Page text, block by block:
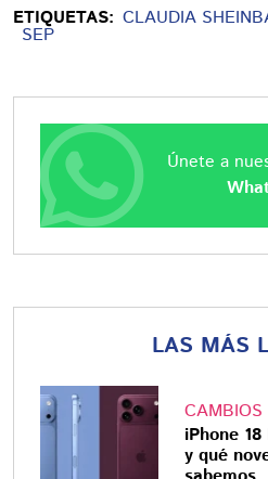
ETIQUETAS: CLAUDIA
SEP
Únete a
LAS MÁS
CAMBIOS
iPhone
y qué